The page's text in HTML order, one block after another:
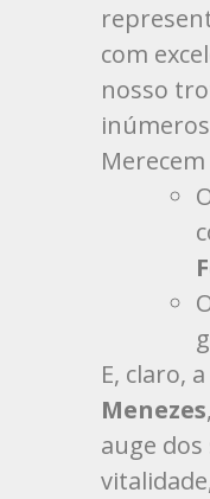
com
nosso
E, claro,
Menezes
auge dos